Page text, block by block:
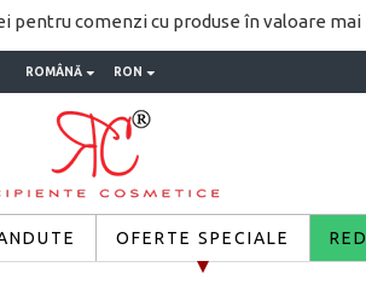
pentru comenzi cu produse în valoare mai
ROMÂNĂ RON
OFERTE SPECIALE